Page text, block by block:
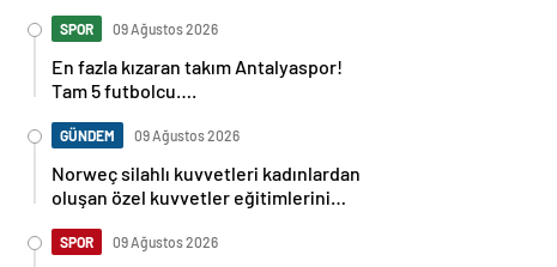
SPOR 09 Ağustos 2026
En fazla kızaran takım Antalyaspor!
Tam 5 futbolcu….
GÜNDEM 09 Ağustos 2026
Norweç silahlı kuvvetleri kadınlardan
oluşan özel kuvvetler eğitimlerini
SPOR 09 Ağustos 2026